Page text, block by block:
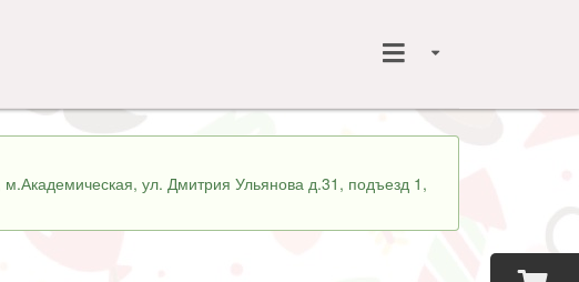
ул. Дмитрия Ульянова д.31, подъезд 1,